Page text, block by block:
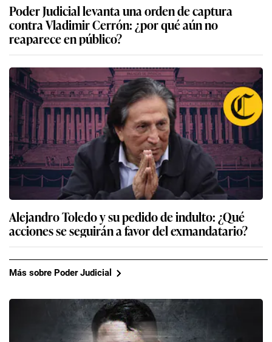
Poder Judicial levanta una orden de captura
contra Vladimir Cerrón: ¿por qué aún no
reaparece en público?
Alejandro Toledo y su pedido de indulto: ¿Qué
acciones se seguirán a favor del exmandatario?
Más sobre Poder Judicial